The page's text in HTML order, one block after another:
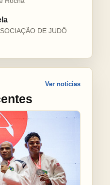
DE JUDÔ
Ver notícias